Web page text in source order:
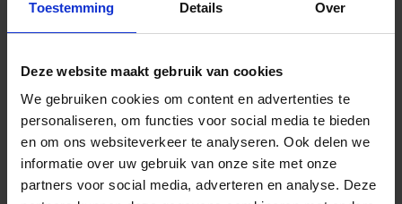
Toestemming Details Over
Deze website maakt gebruik van cookies
We gebruiken cookies om content en advertenties te
personaliseren, om functies voor social media te bieden
en om ons websiteverkeer te analyseren. Ook delen we
informatie over uw gebruik van onze site met onze
partners voor social media, adverteren en analyse. Deze
Meng het gehakt, ei, paneermeel, Italiaanse
Vorm kleine gehaktballetjes van het gehaktmengsel.
Verhit de olijfolie in een grote koekenpan op
middelhoog vuur.
5
Voeg de gehaktballetjes toe en bak ze goudbruin aan
alle kanten, ongeveer 5-7 minuten. Haal de